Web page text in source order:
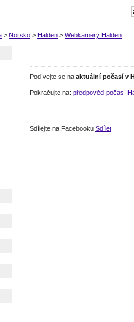
> Norsko > Halden > Webkamery Halden
Podívejte se na aktuální počasí v
Pokračujte na: předpověď počasí
Sdílejte na Facebooku Sdílet